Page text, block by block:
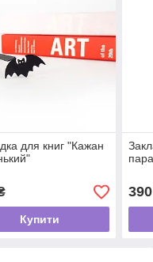
для книг "Кажан
Купити
390